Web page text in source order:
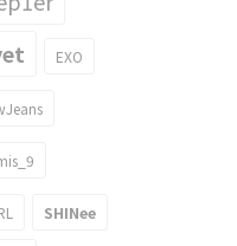
EXO
SHINee